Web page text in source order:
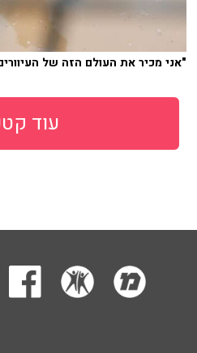
"אני מכיר את העולם הזה של
עוד